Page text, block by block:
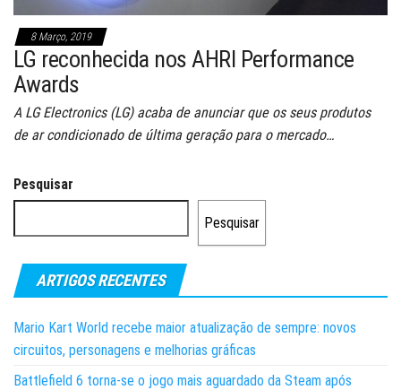
8 Março, 2019
LG reconhecida nos AHRI Performance
Awards
A LG Electronics (LG) acaba de anunciar que os seus produtos
de ar condicionado de última geração para o mercado…
Pesquisar
Pesquisar
ARTIGOS RECENTES
Mario Kart World recebe maior atualização de sempre: novos
circuitos, personagens e melhorias gráficas
Battlefield 6 torna-se o jogo mais aguardado da Steam após